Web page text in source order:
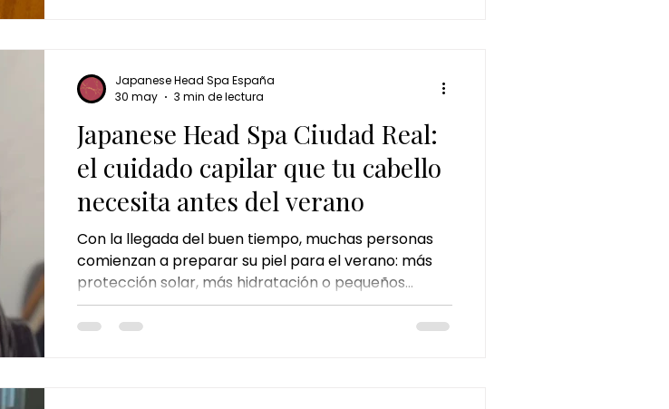
mente.
Japanese Head Spa Ciudad Real:
el cuidado capilar que tu cabello
necesita antes del verano
Con la llegada del buen tiempo, muchas personas
comienzan a preparar su piel para el verano: más
protección solar, más hidratación o pequeños
cambios en la rutina de cuidado personal. Sin
embargo, hay algo que a menudo pasa
Japanese Head Spa España
30 may
3 min de lectura